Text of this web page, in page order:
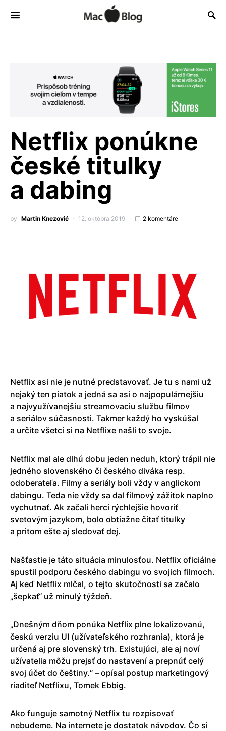
Netflix ponúkne
české titulky
a dabing
by Martin Knezović 12. októbra 2019 2 komentáre
Netflix asi nie je nutné predstavovať. Je tu s nami už
nejaký ten piatok a jedná sa asi o najpopulárnejšiu
a najvyužívanejšiu streamovaciu službu filmov
a seriálov súčasnosti. Takmer každý ho vyskúšal
a určite všetci si na Netflixe našli to svoje.
Netflix mal ale dlhú dobu jeden neduh, ktorý trápil nie
jedného slovenského či českého diváka resp.
odoberateľa. Filmy a seriály boli vždy v anglickom
dabingu. Teda nie vždy sa dal filmový zážitok naplno
vychutnať. Ak začali herci rýchlejšie hovoriť
svetovým jazykom, bolo obtiažne čítať titulky
a pritom ešte aj sledovať dej.
Našťastie je táto situácia minulosťou. Netflix oficiálne
spustil podporu českého dabingu vo svojich filmoch.
Aj keď Netflix mlčal, o tejto skutočnosti sa začalo
„šepkať“ už minulý týždeň.
„Dnešným dňom ponúka Netflix plne lokalizovanú,
českú verziu UI (užívateľského rozhrania), ktorá je
určená aj pre slovenský trh. Existujúci, ale aj noví
užívatelia môžu prejsť do nastavení a prepnúť celý
svoj účet do češtiny.“ – opísal postup marketingový
riaditeľ Netflixu, Tomek Ebbig.
Ako funguje samotný Netflix tu rozpisovať
nebudeme. Na internete je dostatok návodov. Čo si